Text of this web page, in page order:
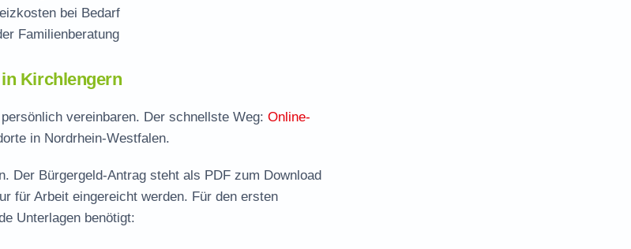
bei Bedarf
Familienberatung
Kirchlengern
vereinbaren. Der schnellste Weg: Online-
in Nordrhein-Westfalen.
Der Bürgergeld-Antrag steht als PDF zum Download
für Arbeit eingereicht werden. Für den ersten
Unterlagen benötigt: